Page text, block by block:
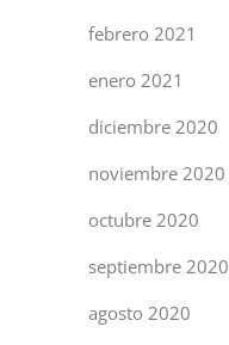
febrero 2021
enero 2021
diciembre 2020
noviembre 2020
octubre 2020
septiembre 2020
agosto 2020